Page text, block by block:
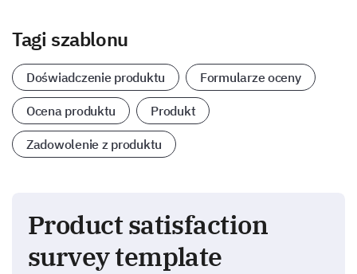
Tagi szablonu
Doświadczenie produktu Formularze oceny
Ocena produktu Produkt
Zadowolenie z produktu
Product satisfaction
survey template